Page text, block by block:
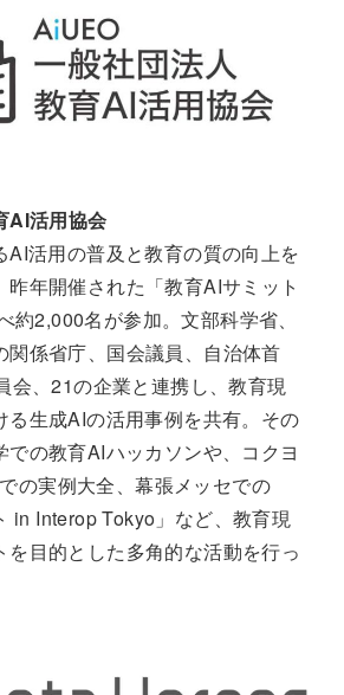
AI活用協会
AI活用の普及と教育の質の向上を
昨年開催された「教育AIサミット
約2,000名が参加。文部科学省、
関係省庁、国会議員、自治体首
会、21の企業と連携し、教育現
る生成AIの活用事例を共有。その
での教育AIハッカソンや、コクヨ
の実例大全、幕張メッセでの
in Interop Tokyo」など、教育現
を目的とした多角的な活動を行っ